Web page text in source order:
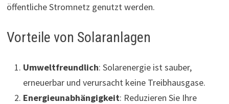
öffentliche Stromnetz genutzt werden.
Vorteile von Solaranlagen
Umweltfreundlich: Solarenergie ist sauber,
erneuerbar und verursacht keine Treibhausgase.
Energieunabhängigkeit: Reduzieren Sie Ihre